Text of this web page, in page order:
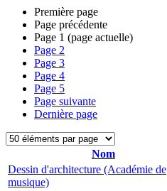
Première page
Page précédente
Page 1 (page actuelle)
Page 2
Page 3
Page 4
Page 5
Page suivante
Dernière page
Nom
Dessin d'architecture (Académie de
musique)